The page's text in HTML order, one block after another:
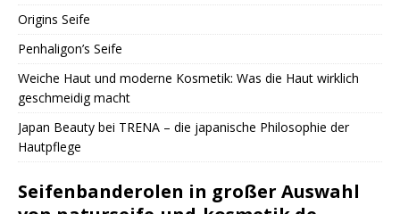
Origins Seife
Penhaligon’s Seife
Weiche Haut und moderne Kosmetik: Was die Haut wirklich
geschmeidig macht
Japan Beauty bei TRENA – die japanische Philosophie der
Hautpflege
Seifenbanderolen in großer Auswahl